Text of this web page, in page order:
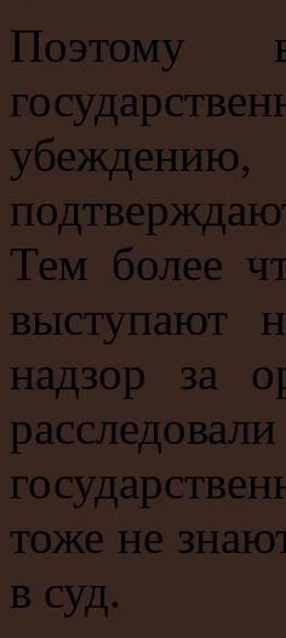
Поэтому
убеждению,
Тем более
выступают
надзор за
тоже не
в суд.